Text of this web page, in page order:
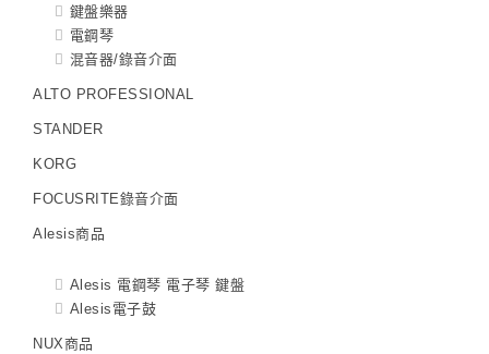
鍵盤樂器
電鋼琴
混音器/錄音介面
ALTO PROFESSIONAL
STANDER
KORG
FOCUSRITE錄音介面
Alesis商品
Alesis 電鋼琴 電子琴 鍵盤
Alesis電子鼓
NUX商品